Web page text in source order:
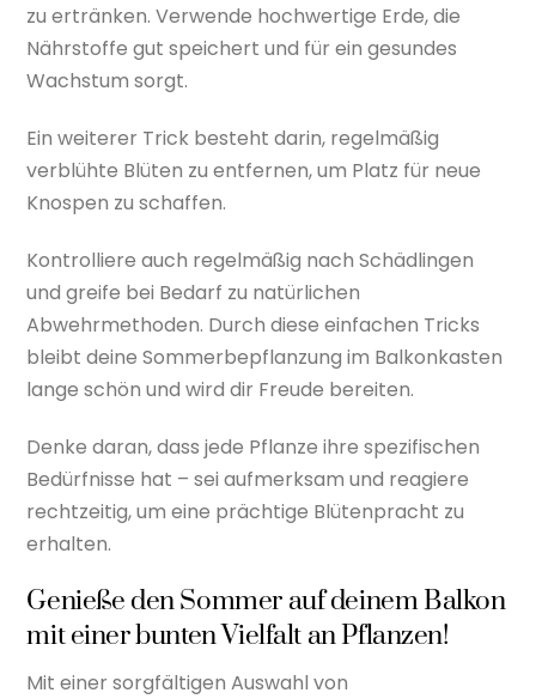
zu ertränken. Verwende hochwertige Erde, die
Nährstoffe gut speichert und für ein gesundes
Wachstum sorgt.
Ein weiterer Trick besteht darin, regelmäßig
verblühte Blüten zu entfernen, um Platz für neue
Knospen zu schaffen.
Kontrolliere auch regelmäßig nach Schädlingen
und greife bei Bedarf zu natürlichen
Abwehrmethoden. Durch diese einfachen Tricks
bleibt deine Sommerbepflanzung im Balkonkasten
lange schön und wird dir Freude bereiten.
Denke daran, dass jede Pflanze ihre spezifischen
Bedürfnisse hat – sei aufmerksam und reagiere
rechtzeitig, um eine prächtige Blütenpracht zu
erhalten.
Genieße den Sommer auf deinem Balkon
mit einer bunten Vielfalt an Pflanzen!
Mit einer sorgfältigen Auswahl von